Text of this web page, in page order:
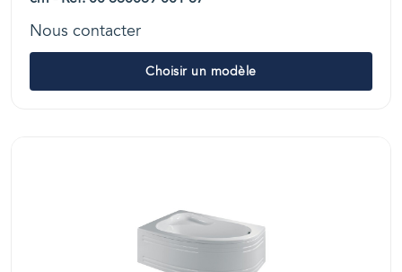
Nous contacter
Choisir un modèle